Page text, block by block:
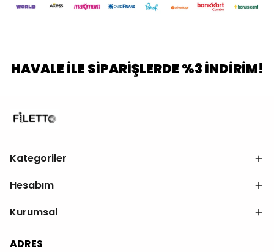
HAVALE İLE SİPARİŞLERDE %3 İNDİRİM!
Kategoriler
Hesabım
Kurumsal
ADRES